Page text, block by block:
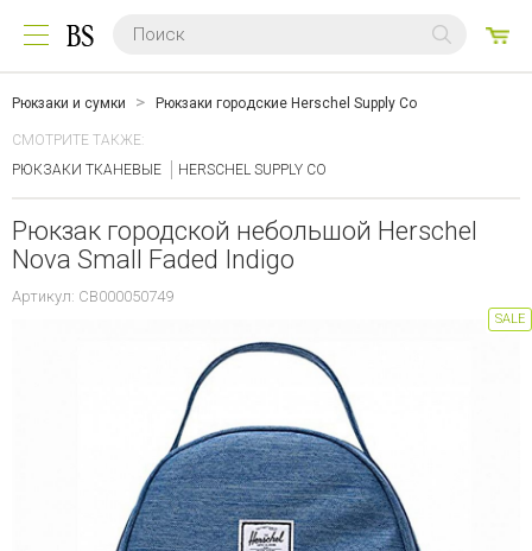
Рюкзаки и сумки Рюкзаки городские Herschel Supply Co
СМОТРИТЕ ТАКЖЕ:
РЮКЗАКИ ТКАНЕВЫЕ
HERSCHEL SUPPLY CO
Рюкзак городской небольшой Herschel
Nova Small Faded Indigo
Артикул: CB000050749
SALE